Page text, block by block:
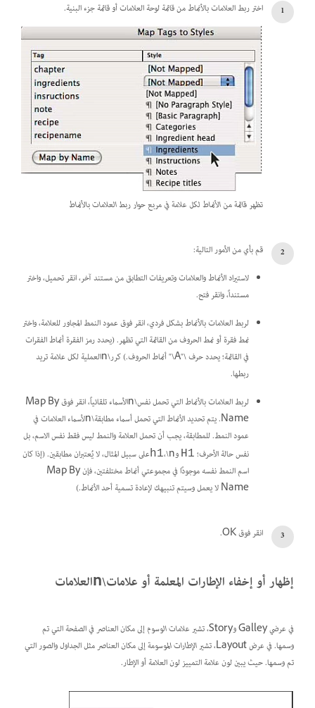
اختر ربط العلامات بالأنماط من قائمة لوحة العلامات أو قائمة جزء البنية.
تظهر قائمة من الأنماط لكل علامة في مربع حوار ربط العلامات بالأنماط
قم بأي من الأمور التالية:
لاستيراد الأنماط والعلامات وتعريفات التطابق من مستند آخر، انقر تحميل، واختر
مستنداً، وانقر فتح.
لربط العلامات بالأنماط بشكل فردي، انقر فوق عمود النمط المجاور للعلامة، واختر
نمط فقرة أو نمط الحروف من القائمة التي تظهر. (يحدد رمز الفقرة أنماط الفقرات
في القائمة؛ يحدد حرف \"A\" أنماط الحروف.) كرر\nالعملية لكل علامة تريد
ربطها.
لربط العلامات بالأنماط التي تحمل نفس\nالأسماء تلقائياً، انقر فوق Map By
Name. يتم تحديد الأنماط التي تحمل أسماء مطابقة\nلأسماء العلامات في
عمود النمط. للمطابقة، يجب أن تحمل العلامة والنمط ليس فقط نفس الاسم، بل
نفس حالة الأحرف؛ H1 و h1،\nعلى سبيل المثال، لا يُعتبران مطابقين. (إذا كان
اسم النمط نفسه موجودًا في مجموعتي أنماط مختلفتين، فإن Map By
Name لا يعمل وسيتم تنبيهك لإعادة تسمية أحد الأنماط.)
انقر فوق OK.
إظهار أو إخفاء الإطارات المعلمة أو علامات\nالعلامات
في عرضي Galley وStory، تشير علامات الوسومإلى مكان العناصر في الصفحة التي تم
وسمها. في عرض Layout، تشير
الإطارات الموسومةإلى مكان العناصر مثل الجداول والصور التي
تم وسمها. حيث يبين لون علامة التمييز لون العلامة أو الإطار.